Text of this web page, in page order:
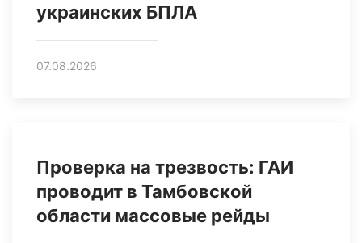
украинских БПЛА
07.08.2026
Проверка на трезвость: ГАИ
проводит в Тамбовской
области массовые рейды